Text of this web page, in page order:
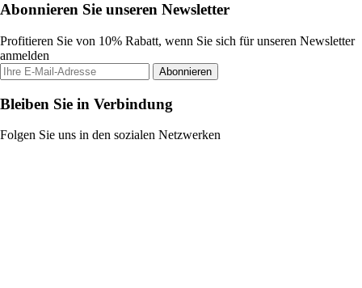
Abonnieren Sie unseren Newsletter
Profitieren Sie von 10% Rabatt, wenn Sie sich für unseren Newsletter
anmelden
Abonnieren
Bleiben Sie in Verbindung
Folgen Sie uns in den sozialen Netzwerken